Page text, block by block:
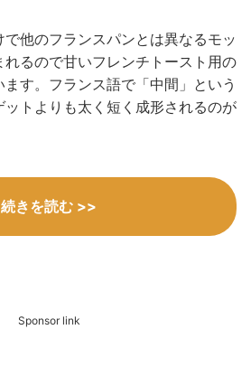
で他のフランスパンとは異なるモッ
るので甘いフレンチトースト用の
す。フランス語で「中間」という
トよりも太く短く成形されるのが
続きを読む >>
Sponsor link